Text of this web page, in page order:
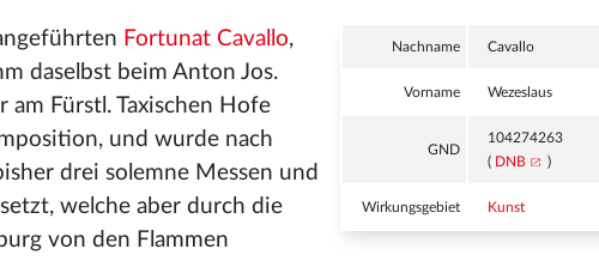
Nachname Cavallo
Vorname Wezeslaus
GND
104274263
( DNB )
Wirkungsgebiet Kunst
Fortunat Cavallo,
daselbst beim Anton Jos.
Fürstl. Taxischen Hofe
und wurde nach
drei solemne Messen und
welche aber durch die
von den Flammen